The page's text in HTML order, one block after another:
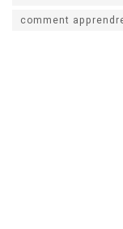
comment